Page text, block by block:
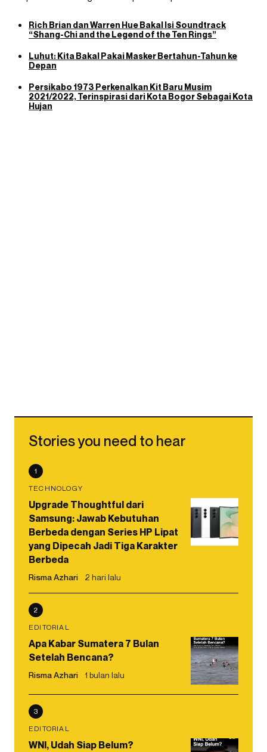
Rich Brian dan Warren Hue Bakal Isi Soundtrack
“Shang-Chi and the Legend of the Ten Rings”
Luhut: Kita Bakal Pakai Masker Bertahun-Tahun ke
Depan
Persikabo 1973 Perkenalkan Kit Baru Musim
2021/2022, Terinspirasi dari Kota Bogor Sebagai Kota
Hujan
Stories you need to hear
1
TECHNOLOGY
Upgrade Thoughtful dari
Samsung: Jawab Kebutuhan
Berbeda dengan Series HP Lipat
yang Dipecah Jadi Tiga Karakter
Berbeda
Risma Azhari 2 hari lalu
2
EDITORIAL
Apa Kabar Sumatera 7 Bulan
Setelah Bencana?
Risma Azhari 1 bulan lalu
3
EDITORIAL
WNI, Udah Siap Belum?